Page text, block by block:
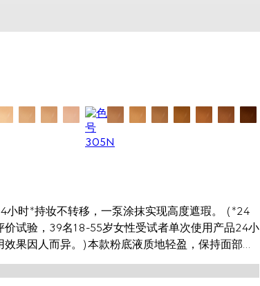
小时*持妆不转移，一泵涂抹实现高度遮瑕。 (*24
试验，39名18-55岁女性受试者单次使用产品24小
果因人而异。)本款粉底液质地轻盈，保持面部水
液结合色粉包裹技术来提高持妆效果，帮助实现均
玫瑰油*成分在保持面部水润舒缓同时令肌肤倍感